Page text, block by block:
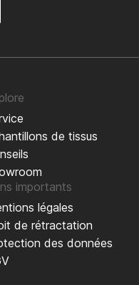
de tissus
importants
légales
de rétractation
des données